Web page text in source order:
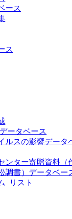
ース
ス
ータベース
ルスの影響データ
ター寄贈資料（
調書）データベー
_リスト